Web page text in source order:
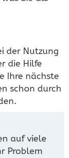
der Nutzung
die Hilfe
Ihre nächste
schon durch
auf viele
Problem